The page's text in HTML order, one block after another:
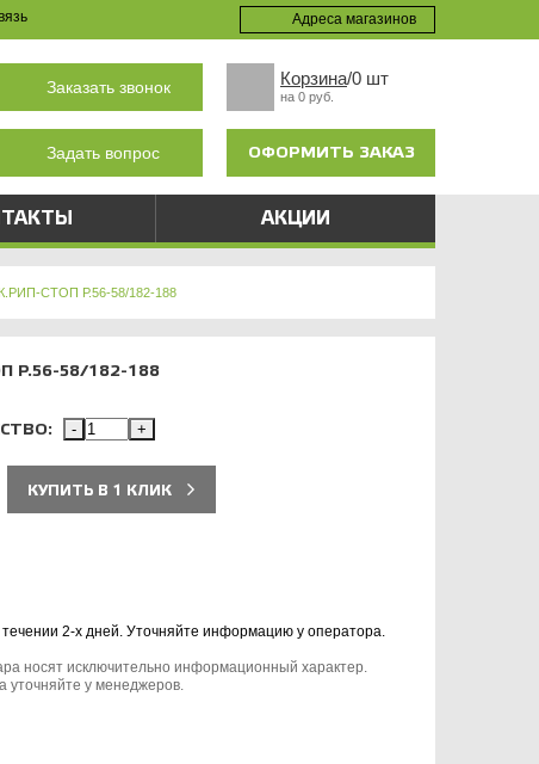
Адреса магазинов
Заказать звонок Корзина/0 шт
на 0 руб.
Задать вопрос ОФОРМИТЬ ЗАКАЗ
АКЦИИ
СТОП Р.56-58/182-188
Р.56-58/182-188
- +
КУПИТЬ В 1 КЛИК
2-х дней. Уточняйте информацию у оператора.
носят исключительно информационный характер.
уточняйте у менеджеров.